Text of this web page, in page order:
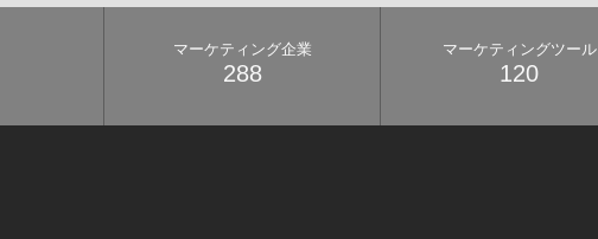
マーケティング企業
288
マーケティングツール
120